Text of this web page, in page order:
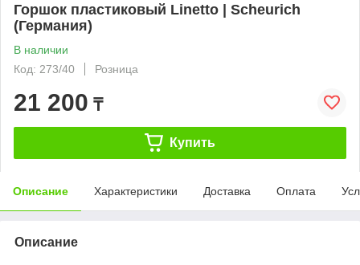
Горшок пластиковый Linetto | Scheurich
(Германия)
В наличии
Код: 273/40
Розница
21 200 ₸
Купить
Описание Характеристики Доставка Оплата
Описание